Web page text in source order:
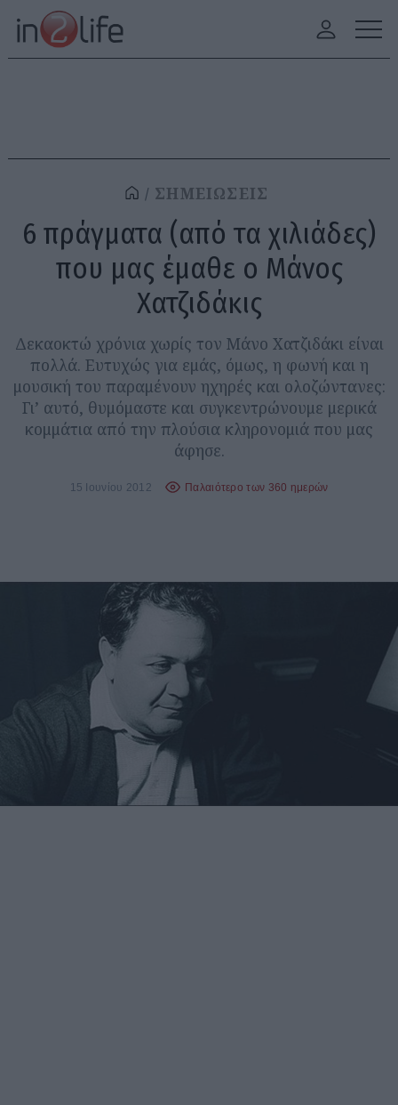
ΣΗΜΕΙΩΣΕΙΣ
6 πράγματα (από τα χιλιάδες)
που μας έμαθε ο Μάνος
Χατζιδάκις
Δεκαοκτώ χρόνια χωρίς τον Μάνο Χατζιδάκι είναι
πολλά. Ευτυχώς για εμάς, όμως, η φωνή και η
μουσική του παραμένουν ηχηρές και ολοζώντανες:
Γι’ αυτό, θυμόμαστε και συγκεντρώνουμε μερικά
κομμάτια από την πλούσια κληρονομιά που μας
άφησε.
15 Ιουνίου 2012 Παλαιότερο των 360 ημερών